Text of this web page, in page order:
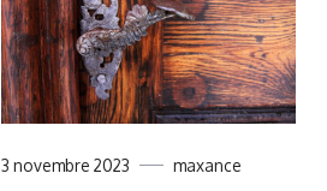
3 novembre 2023 maxance